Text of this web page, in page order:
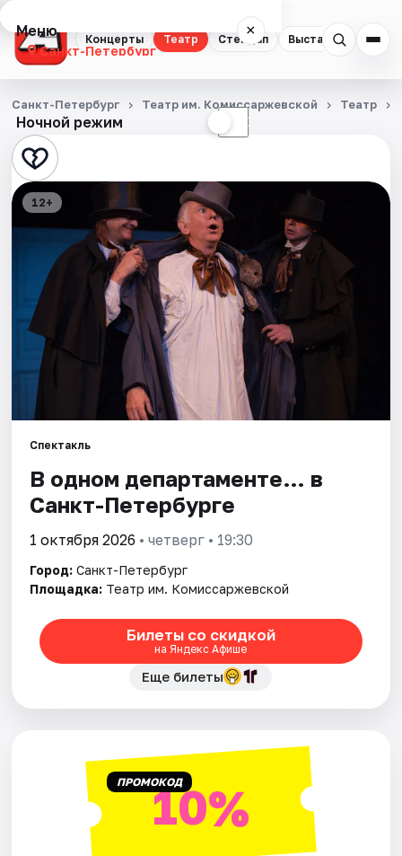
Концерты Театр Стендап Выставки
Меню ×
Санкт-Петербург
Концерты
Театр
Стендап
Квесты
Экскурсии
Спорт
События
Города
Площадки
Артисты
Рейтинги
Ночной режим ☾
Санкт-Петербург Театр им. Комиссаржевской Театр
12+
Спектакль
В одном департаменте… в
Санкт-Петербурге
1 октября 2026 • четверг • 19:30
Город: Санкт-Петербург
Площадка: Театр им. Комиссаржевской
Билеты со скидкой
на Яндекс Афише
Еще билеты
ПРОМОКОД10%